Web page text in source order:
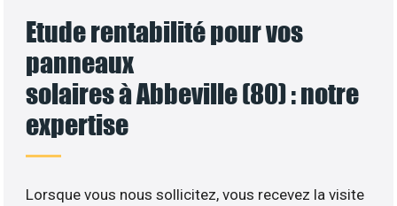
Etude rentabilité pour vos
panneaux
solaires à Abbeville (80) : notre
expertise
Lorsque vous nous sollicitez, vous recevez la visite